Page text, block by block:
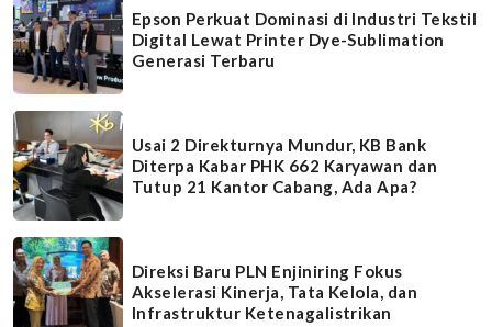
Epson Perkuat Dominasi di Industri Tekstil
Digital Lewat Printer Dye-Sublimation
Generasi Terbaru
Usai 2 Direkturnya Mundur, KB Bank
Diterpa Kabar PHK 662 Karyawan dan
Tutup 21 Kantor Cabang, Ada Apa?
Direksi Baru PLN Enjiniring Fokus
Akselerasi Kinerja, Tata Kelola, dan
Infrastruktur Ketenagalistrikan